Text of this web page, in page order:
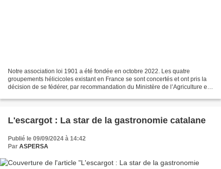
Notre association loi 1901 a été fondée en octobre 2022. Les quatre
groupements hélicicoles existant en France se sont concertés et ont pris la
décision de se fédérer, par recommandation du Ministère de l’Agriculture et
L'escargot : La star de la gastronomie catalane
Publié le 09/09/2024 à 14:42
Par ASPERSA